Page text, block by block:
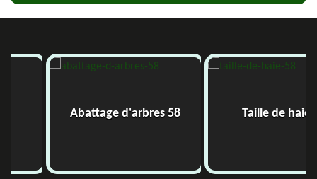
Abattage d'arbres 58 Taille de haie